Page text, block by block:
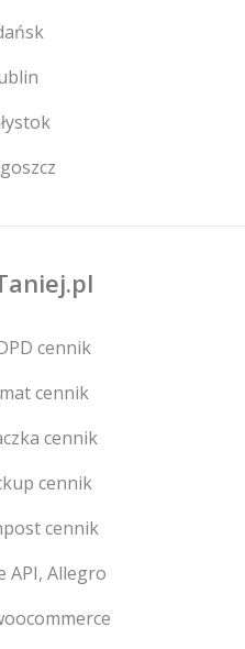
cennik
cennik
cennik
cennik
cennik
API, Allegro